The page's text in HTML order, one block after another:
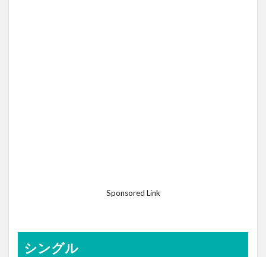
Sponsored Link
シングル